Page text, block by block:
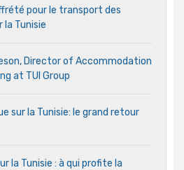
pour le transport des
la Tunisie
Director of Accommodation
at TUI Group
sur la Tunisie: le grand retour
la Tunisie : à qui profite la